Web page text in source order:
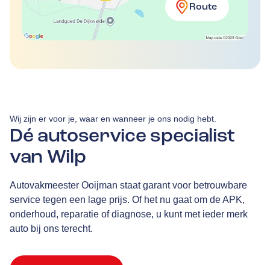
Route
Dé autoservice specialist
van Wilp
Wij zijn er voor je, waar en wanneer je ons nodig hebt.
Autovakmeester Ooijman staat garant voor betrouwbare
service tegen een lage prijs. Of het nu gaat om de APK,
onderhoud, reparatie of diagnose, u kunt met ieder merk
auto bij ons terecht.